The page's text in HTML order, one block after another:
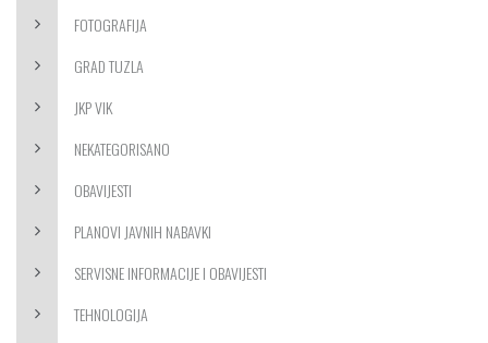
FOTOGRAFIJA
GRAD TUZLA
JKP VIK
NEKATEGORISANO
OBAVIJESTI
PLANOVI JAVNIH NABAVKI
SERVISNE INFORMACIJE I OBAVIJESTI
TEHNOLOGIJA